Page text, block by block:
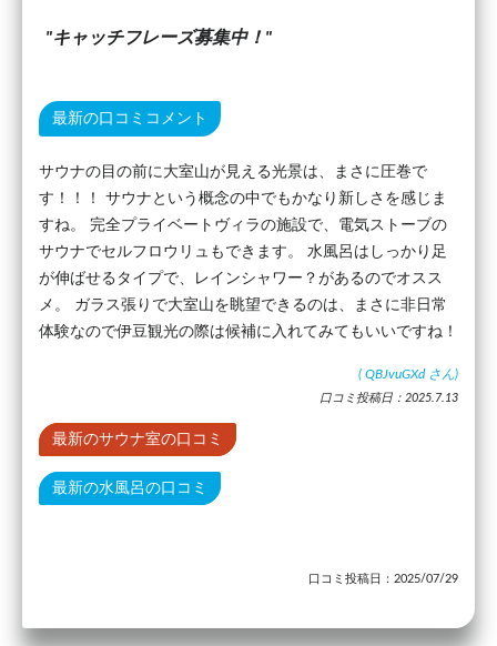
キャッチフレーズ募集中！
最新の口コミコメント
サウナの目の前に大室山が見える光景は、まさに圧巻で
す！！！ サウナという概念の中でもかなり新しさを感じま
すね。 完全プライベートヴィラの施設で、電気ストーブの
サウナでセルフロウリュもできます。 水風呂はしっかり足
が伸ばせるタイプで、レインシャワー？があるのでオスス
メ。 ガラス張りで大室山を眺望できるのは、まさに非日常
体験なので伊豆観光の際は候補に入れてみてもいいですね！
( QBJvuGXd さん)
口コミ投稿日：2025.7.13
最新のサウナ室の口コミ
最新の水風呂の口コミ
口コミ投稿日：2025/07/29